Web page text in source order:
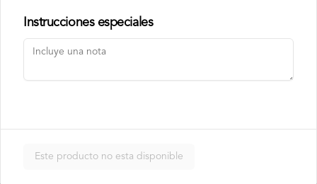
Nori Champ Roll
$7.900
Instrucciones especiales
Este producto no esta disponible